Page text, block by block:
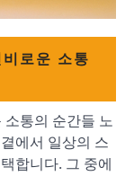
로운 소통
통의 순간들 노
에서 일상의 스
합니다. 그 중에